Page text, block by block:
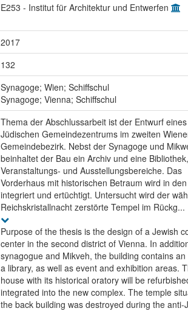
E253 - Institut für Architektur und Entwerfen
2017
132
Synagoge; Wien; Schiffschul
Synagoge; Vienna; Schiffschul
Thema der Abschlussarbeit ist der Entwurf eines
Jüdischen Gemeindezentrums im zweiten
Gemeindebezirk. Nebst der Synagoge und
beinhaltet der Bau ein Archiv und eine
Veranstaltungs- und Ausstellungsbereiche. Das
Vorderhaus mit historischen Betraum wird in
integriert und ertüchtigt. Untersucht wird der
Reichskristallnacht zerstörte Tempel im Rückg...
Purpose of the thesis is the design of a Jewish
center in the second district of Vienna. In
synagogue and Mikveh, the building contains an
a library, as well as event and exhibition areas.
house with its historical oratory will be
integrated into the new complex. The temple
the back building was destroyed during the anti-